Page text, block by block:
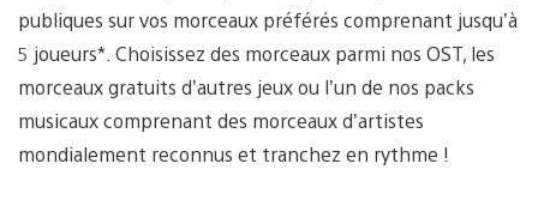
publiques sur vos morceaux préférés comprenant jusqu’à
5 joueurs*. Choisissez des morceaux parmi nos OST, les
morceaux gratuits d’autres jeux ou l’un de nos packs
musicaux comprenant des morceaux d’artistes
mondialement reconnus et tranchez en rythme !